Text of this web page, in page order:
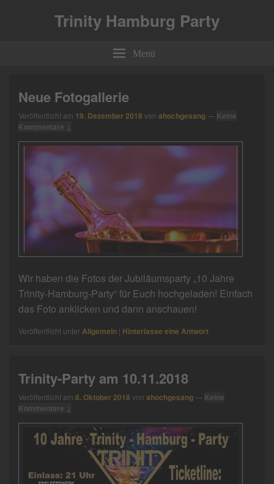
Trinity Hamburg Party
Menü
Neue Fotogallerie
Veröffentlicht am 19. Dezember 2018 von ahochgesang— Keine
Kommentare ↓
Wir haben die Fotos der Jubiläumsparty „10 Jahre
Trinity-Hamburg-Party“ für Euch hochgeladen! Einfach
das Foto anklicken und dann anschauen!
Veröffentlicht unterAllgemein | Hinterlasse eine Antwort
Trinity-Party am 10.11.2018
Veröffentlicht am 8. Oktober 2018 von ahochgesang— Keine
Kommentare ↓